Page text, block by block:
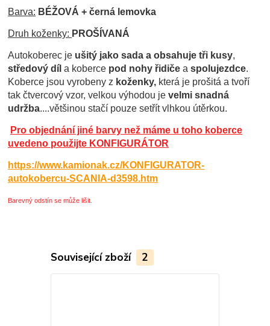
Barva: BÉŽOVÁ + černá lemovka
Druh koženky: PROŠÍVANÁ
Autokoberec je ušitý jako sada a obsahuje tři kusy,
středový díl a koberce pod nohy řidiče aspolujezdce.
Koberce jsou vyrobeny z koženky, která je prošitá a tvoří
tak čtvercový vzor, velkou výhodou jevelmi snadná
udržba....většinou stačí pouze setřít vlhkou útěrkou.
Pro objednání jiné barvy než máme u toho koberce
uvedeno použijte KONFIGURÁTOR
https://www.kamionak.cz/KONFIGURATOR-
autokobercu-SCANIA-d3598.htm
Barevný odstín se může lišit.
Související zboží 2